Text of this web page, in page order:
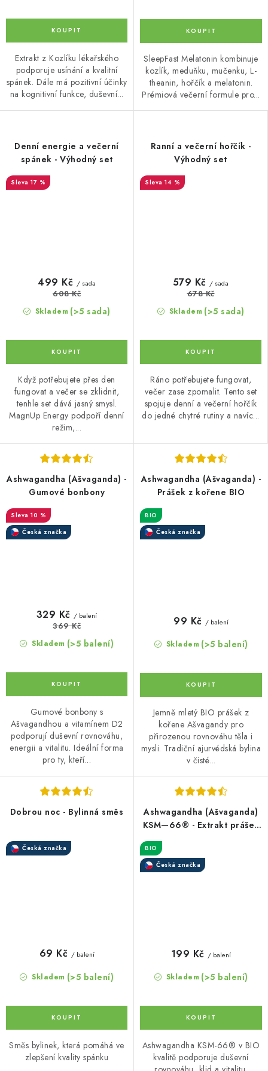
Extrakt z Kozlíku lékařského
podporuje usínání a kvalitní
spánek. Dále má pozitivní účinky
na kognitivní funkce, duševní...
SleepFast Melatonin kombinuje
kozlík, meduňku, mučenku, L-
theanin, hořčík a melatonin.
Prémiová večerní formule pro...
Denní energie a večerní
spánek - Výhodný set
17 %
Skladem (>5 sada)
499 Kč / sada
608 Kč
Když potřebujete přes den
fungovat a večer se zklidnit,
tenhle set dává jasný smysl.
MagnUp Energy podpoří denní
režim,...
Ranní a večerní hořčík -
Výhodný set
14 %
Skladem (>5 sada)
579 Kč / sada
678 Kč
Ráno potřebujete fungovat,
večer zase zpomalit. Tento set
spojuje denní a večerní hořčík
do jedné chytré rutiny a navíc...
Ashwagandha (Ašvaganda) -
Gumové bonbony
10 %
Česká značka
Skladem (>5 balení)
329 Kč / balení
369 Kč
Gumové bonbony s
Ašvagandhou a vitamínem D2
podporují duševní rovnováhu,
energii a vitalitu. Ideální forma
pro ty, kteří...
Ashwagandha (Ašvaganda) -
Prášek z kořene BIO
BIO
Česká značka
Skladem (>5 balení)
99 Kč / balení
Jemně mletý BIO prášek z
kořene Ašvagandy pro
přirozenou rovnováhu těla i
mysli. Tradiční ajurvédská bylina
v čisté...
Dobrou noc - Bylinná směs
Česká značka
Skladem (>5 balení)
69 Kč / balení
Směs bylinek, která pomáhá ve
zlepšení kvality spánku
Ashwagandha (Ašvaganda)
KSM—66® - Extrakt prášek
BIO
Česká značka
Skladem (>5 balení)
199 Kč / balení
Ashwagandha KSM-66® v BIO
kvalitě podporuje duševní